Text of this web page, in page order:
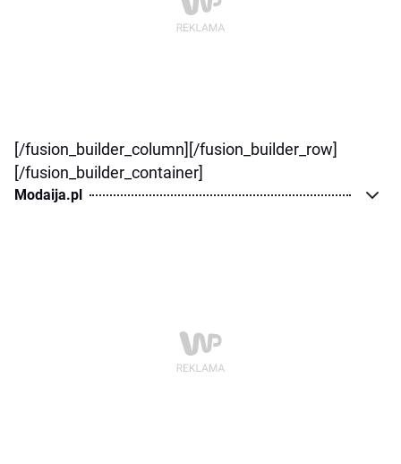
[/fusion_builder_column][/fusion_builder_row]
[/fusion_builder_container]
Modaija.pl